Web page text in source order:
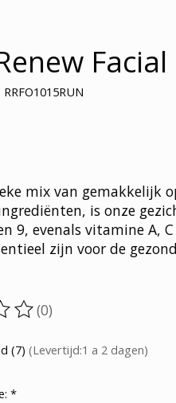
Facial
mix van gemakkelijk
is onze
9, evenals vitamine A,
zijn voor de
van dit product is
(0)
(7) (Levertijd:1 a 2 dagen)
*